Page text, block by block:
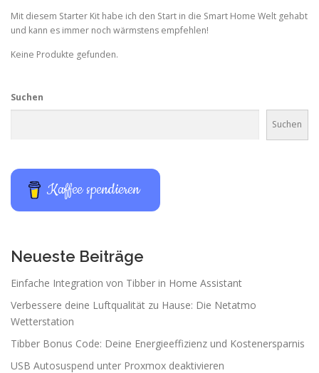
Mit diesem Starter Kit habe ich den Start in die Smart Home Welt gehabt
und kann es immer noch wärmstens empfehlen!
Keine Produkte gefunden.
Suchen
Suchen
Kaffee spendieren
Neueste Beiträge
Einfache Integration von Tibber in Home Assistant
Verbessere deine Luftqualität zu Hause: Die Netatmo
Wetterstation
Tibber Bonus Code: Deine Energieeffizienz und Kostenersparnis
USB Autosuspend unter Proxmox deaktivieren